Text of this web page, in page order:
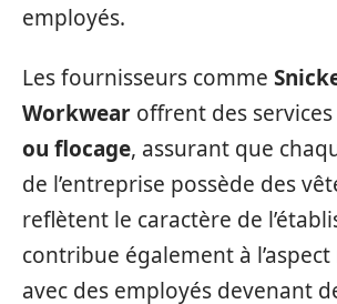
employés.
Les fournisseurs comme
Workwear offrent des services
ou flocage, assurant que
de l’entreprise possède des
reflètent le caractère de
contribue également à
avec des employés devenant